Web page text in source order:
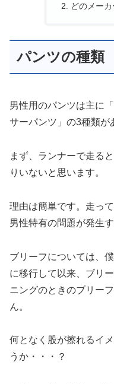
どのメー
パンツの種類
男性用のパンツは主に
サーパンツ」の3種類が
まず、ランナーで走る
りいないと思います。
理由は簡単です。走っ
男性特有の問題が発生す
ブリーフについては、
に移行して以来、ブリ
ニングのときのブリー
ん。
何となく股が擦れるイ
うか・・・？